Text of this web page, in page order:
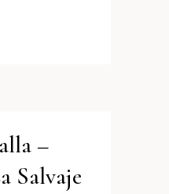
–
Salvaje